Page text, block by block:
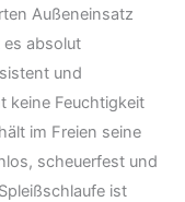
Außeneinsatz
absolut
und
keine Feuchtigkeit
im Freien seine
scheuerfest und
ist